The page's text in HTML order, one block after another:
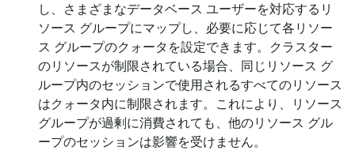
し、さまざまなデータベース ユーザーを対応するリ
ソース グループにマップし、必要に応じて各リソー
ス グループのクォータを設定できます。クラスター
のリソースが制限されている場合、同じリソース グ
ループ内のセッションで使用されるすべてのリソース
はクォータ内に制限されます。これにより、リソース
グループが過剰に消費されても、他のリソース グル
ープのセッションは影響を受けません。